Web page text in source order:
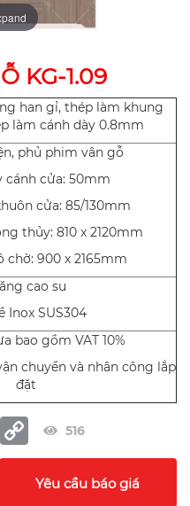
KG-1.09
han gỉ, thép làm khung
làm cánh dày 0.8mm
phủ phim vân gỗ
cánh cửa: 50mm
cửa: 85/130mm
thủy: 810 x 2120mm
chờ: 900 x 2165mm
cao su
Inox SUS304
bao gồm VAT 10%
chuyển và nhân công lắp
đặt
Reddit Copy
Link
516
Yêu cầu báo giá